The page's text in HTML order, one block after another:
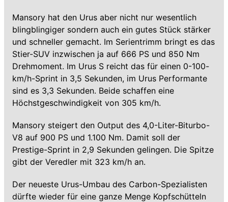
Mansory hat den Urus aber nicht nur wesentlich
blingblingiger sondern auch ein gutes Stück stärker
und schneller gemacht. Im Serientrimm bringt es das
Stier-SUV inzwischen ja auf 666 PS und 850 Nm
Drehmoment. Im Urus S reicht das für einen 0-100-
km/h-Sprint in 3,5 Sekunden, im Urus Performante
sind es 3,3 Sekunden. Beide schaffen eine
Höchstgeschwindigkeit von 305 km/h.
Mansory steigert den Output des 4,0-Liter-Biturbo-
V8 auf 900 PS und 1.100 Nm. Damit soll der
Prestige-Sprint in 2,9 Sekunden gelingen. Die Spitze
gibt der Veredler mit 323 km/h an.
Der neueste Urus-Umbau des Carbon-Spezialisten
dürfte wieder für eine ganze Menge Kopfschütteln